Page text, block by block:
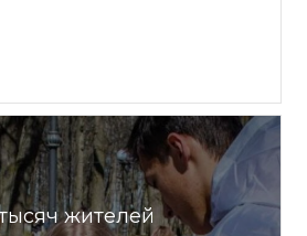
жителей